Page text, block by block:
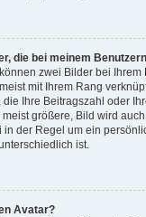
die bei meinem
zwei Bilder bei
mit Ihrem Rang
die Ihre Beitragszahl oder
größere, Bild wird auch
in der Regel um ein
ist.
Avatar?